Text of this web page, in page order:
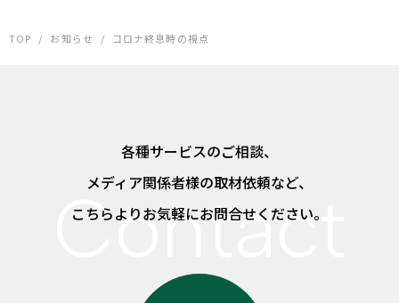
TOP / お知らせ / コロナ終息時の視点
各種サービスのご相談、
メディア関係者様の取材依頼など、
こちらよりお気軽にお問合せください。